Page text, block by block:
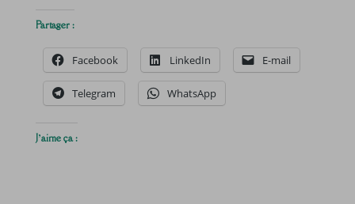
Partager :
Facebook LinkedIn E-mail
Telegram WhatsApp
J’aime ça :